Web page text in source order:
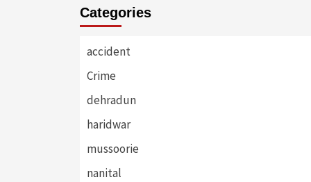
Categories
accident
Crime
dehradun
haridwar
mussoorie
nanital